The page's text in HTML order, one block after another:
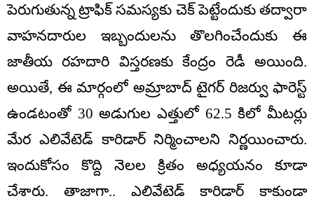
పెరుగుతున్న ట్రాఫిక్ సమస్యకు చెక్ పెట్టేందుకు తద్వారా
వాహనదారుల ఇబ్బందులను తొలగించేందుకు ఈ
జాతీయ రహదారి విస్తరణకు కేంద్రం రెడీ అయింది.
అయితే, ఈ మార్గంలో అమ్రాబాద్ టైగర్ రిజర్వు ఫారెస్ట్
ఉండటంతో 30 అడుగుల ఎత్తులో 62.5 కిలో మీటర్లు
మేర ఎలివేటెడ్ కారిడార్ నిర్మించాలని నిర్ణయించారు.
ఇందుకోసం కొద్ది నెలల క్రితం అధ్యయనం కూడా
చేశారు. తాజాగా.. ఎలివేటెడ్ కారిడార్ కాకుండా